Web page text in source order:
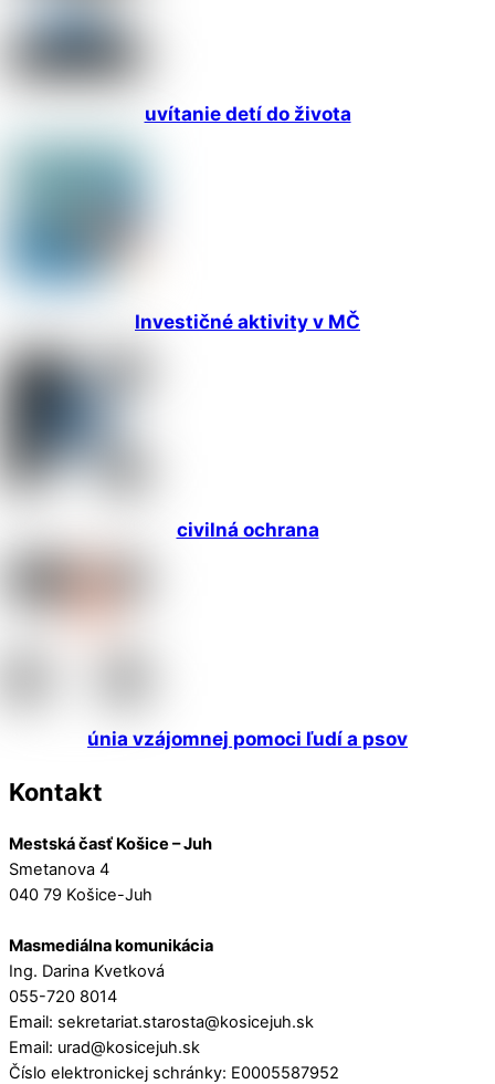
uvítanie detí do života
Investičné aktivity v MČ
civilná ochrana
únia vzájomnej pomoci ľudí a psov
Kontakt
Mestská časť Košice – Juh
Smetanova 4
040 79 Košice-Juh
Masmediálna komunikácia
Ing. Darina Kvetková
055-720 8014
Email: sekretariat.starosta@kosicejuh.sk
Email: urad@kosicejuh.sk
Číslo elektronickej schránky: E0005587952